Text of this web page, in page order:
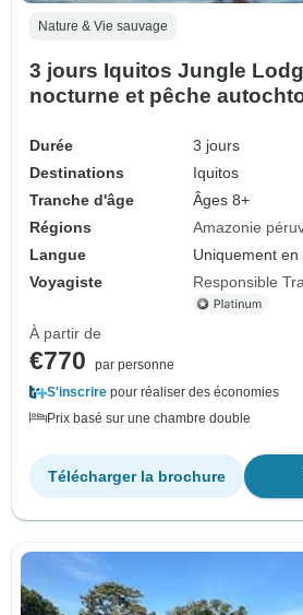
Nature & Vie sauvage
3 jours Iquitos Jungle
nocturne et pêche
Durée
3 jours
Destinations
Iquitos
Tranche d'âge
Âges 8+
Régions
Amazonie
Langue
Uniquement
Voyagiste
Responsible
À partir de
€770
par personne
S'inscrire pour réaliser des économies
Prix basé sur une chambre double
Télécharger la brochure